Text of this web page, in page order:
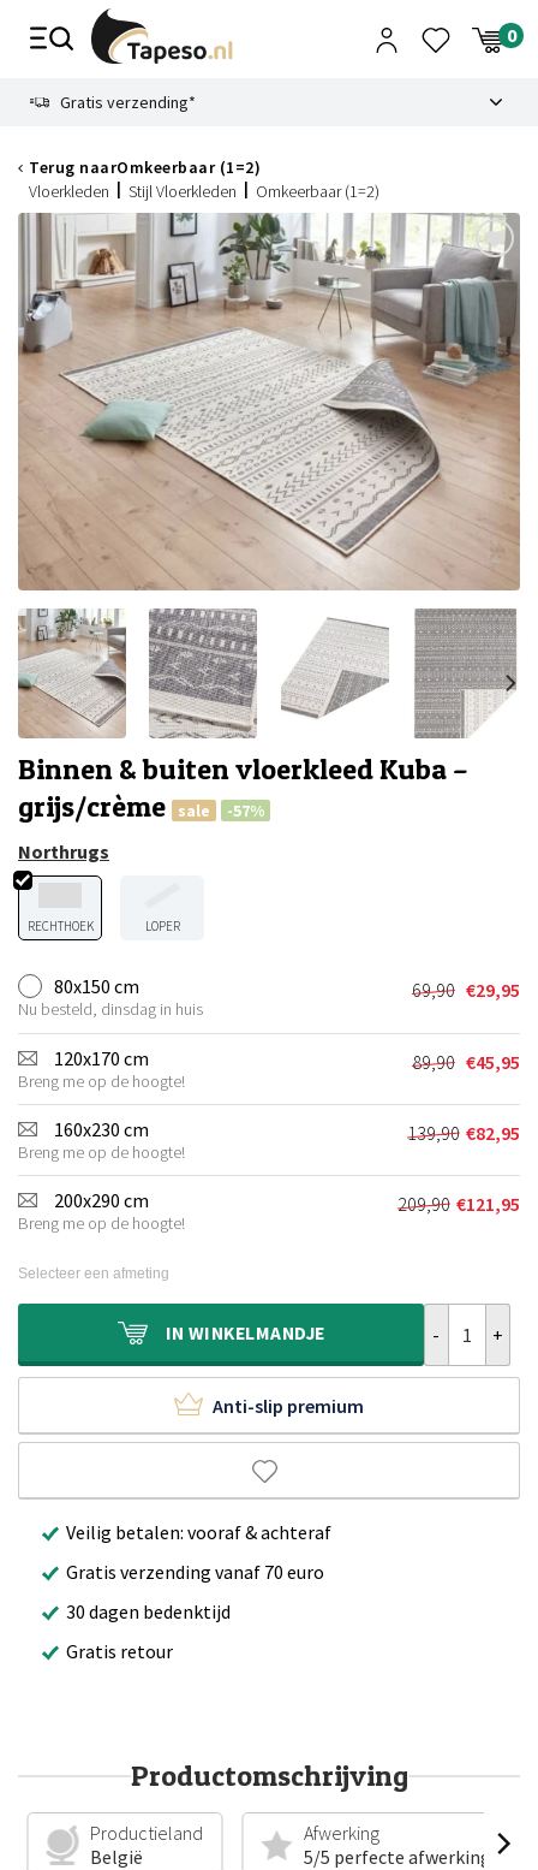
Gratis verzending*
Terug naarOmkeerbaar (1=2)
Vloerkleden
Stijl Vloerkleden Omkeerbaar (1=2)
Binnen & buiten vloerkleed Kuba –
grijs/crème
sale -57%
Northrugs
RECHTHOEK LOPER
80x150 cm
Nu besteld, dinsdag in huis
69,90
prijs
was:
€69,90.
€29,95
Huidige
prijs
is:
€29,95.
120x170 cm
Breng me op de hoogte!
89,90
prijs
was:
€89,90.
€45,95
Huidige
prijs
is:
€45,95.
160x230 cm
Breng me op de hoogte!
139,90
prijs
was:
€139,90.
€82,95
Huidige
prijs
is:
€82,95.
200x290 cm
Breng me op de hoogte!
209,90 €121,95
Huidige
Selecteer een afmeting
IN WINKELMANDJE
Anti-slip premium
Veilig betalen: vooraf & achteraf
Gratis verzending vanaf 70 euro
30 dagen bedenktijd
Gratis retour
Productomschrijving
Productieland
België
Afwerking
5/5 perfecte afwerking